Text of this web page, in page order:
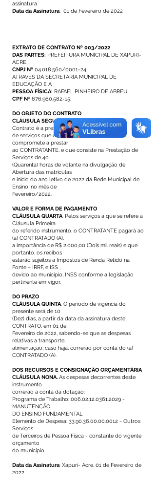
assinatura
Data da Assinatura: 01 de Fevereiro de 2022
EXTRATO DE CONTRATO Nº 003/2022
DAS PARTES: PREFEITURA MUNICIPAL DE XAPURI-
ACRE,
CNPJ Nº 04.018.560/0001-24,
ATRAVÉS DA SECRETARIA MUNICIPAL DE
EDUCAÇÃO E A
PESSOA FÍSICA: RAFAEL PINHEIRO DE ABREU,
CPF Nº 676.960.582-15.
DO OBJETO DO CONTRATO
CLÁUSULA SEGUNDA.O objeto do presente
Contrato é a prestação
de serviços que o (a) CONTRATADO (A) se
compromete a prestar
ao CONTRATANTE, e que consiste na Prestação de
Serviços de 40
(Quarenta) horas de volante na divulgação de
Abertura das matriculas
e inicio do ano letivo de 2022 da Rede Municipal de
Ensino, no mês de
Fevereiro/2022.
VALOR E FORMA DE PAGAMENTO
CLÁUSULA QUARTA. Pelos serviços a que se refere à
Cláusula Primeira
do referido instrumento, o CONTRATANTE pagará ao
(a) CONTRATADO (A),
a importância de R$ 2.000,00 (Dois mil reais) e que
portanto, os recibos
estarão sujeitos a Impostos de Renda Retido na
Fonte – IRRF, e ISS ,
devido ao município, INSS conforme a legislação
pertinente em vigor.
DO PRAZO
CLÁUSULA QUINTA. O período de vigência do
presente será de 10
(Dez) dias, a partir da data da assinatura deste
CONTRATO, em 01 de
Fevereiro de 2022, sabendo-se que as despesas
relativas a transporte,
alimentação, caso haja, correrão por conta do (a)
CONTRATADO (A).
DOS RECURSOS E CONSIGNAÇÃO ORÇAMENTÁRIA
CLÁUSULA NONA. As despesas decorrentes deste
instrumento
correrão à conta da dotação:
Programa de Trabalho: 006.02.12.0361.2029 -
MANUTENÇÃO
DO ENSINO FUNDAMENTAL
Elemento de Despesa: 33.90.36.00.00.0012 - Outros
Serviços
de Terceiros de Pessoa Física - constante do vigente
orçamento
do município.
Data da Assinatura: Xapuri- Acre, 01 de Fevereiro de
2022.